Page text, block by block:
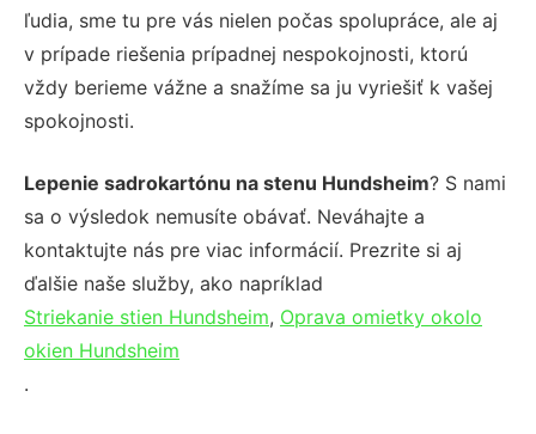
ľudia, sme tu pre vás nielen počas spolupráce, ale aj
v prípade riešenia prípadnej nespokojnosti, ktorú
vždy berieme vážne a snažíme sa ju vyriešiť k vašej
spokojnosti.
Lepenie sadrokartónu na stenu Hundsheim? S nami
sa o výsledok nemusíte obávať. Neváhajte a
kontaktujte nás pre viac informácií. Prezrite si aj
ďalšie naše služby, ako napríklad
Striekanie stien Hundsheim, Oprava omietky okolo
okien Hundsheim
.